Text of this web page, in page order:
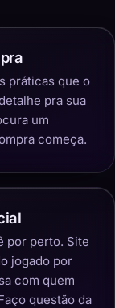
práticas que o
pra sua
um
começa.
por perto. Site
jogado por
com quem
questão da